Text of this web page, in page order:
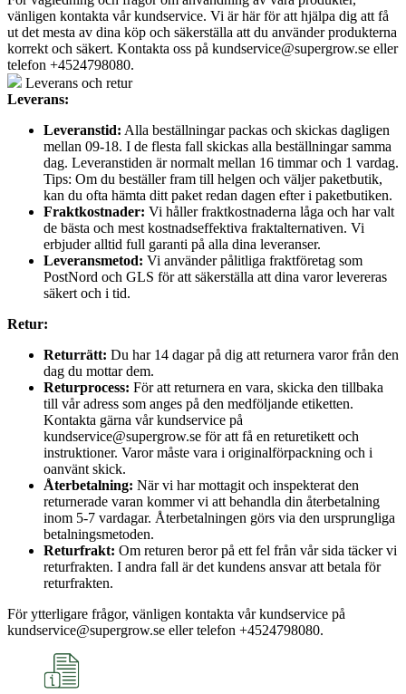
vänligen kontakta vår kundservice. Vi är här för att hjälpa dig att få
ut det mesta av dina köp och säkerställa att du använder produkterna
korrekt och säkert. Kontakta oss på kundservice@supergrow.se eller
telefon +4524798080.
Leverans och retur
Leverans:
Leveranstid: Alla beställningar packas och skickas dagligen
mellan 09-18. I de flesta fall skickas alla beställningar samma
dag. Leveranstiden är normalt mellan 16 timmar och 1 vardag.
Tips: Om du beställer fram till helgen och väljer paketbutik,
kan du ofta hämta ditt paket redan dagen efter i paketbutiken.
Fraktkostnader: Vi håller fraktkostnaderna låga och har valt
de bästa och mest kostnadseffektiva fraktalternativen. Vi
erbjuder alltid full garanti på alla dina leveranser.
Leveransmetod: Vi använder pålitliga fraktföretag som
PostNord och GLS för att säkerställa att dina varor levereras
säkert och i tid.
Retur:
Returrätt: Du har 14 dagar på dig att returnera varor från den
dag du mottar dem.
Returprocess: För att returnera en vara, skicka den tillbaka
till vår adress som anges på den medföljande etiketten.
Kontakta gärna vår kundservice på
kundservice@supergrow.se för att få en returetikett och
instruktioner. Varor måste vara i originalförpackning och i
oanvänt skick.
Återbetalning: När vi har mottagit och inspekterat den
returnerade varan kommer vi att behandla din återbetalning
inom 5-7 vardagar. Återbetalningen görs via den ursprungliga
betalningsmetoden.
Returfrakt: Om returen beror på ett fel från vår sida täcker vi
returfrakten. I andra fall är det kundens ansvar att betala för
returfrakten.
För ytterligare frågor, vänligen kontakta vår kundservice på
kundservice@supergrow.se eller telefon +4524798080.